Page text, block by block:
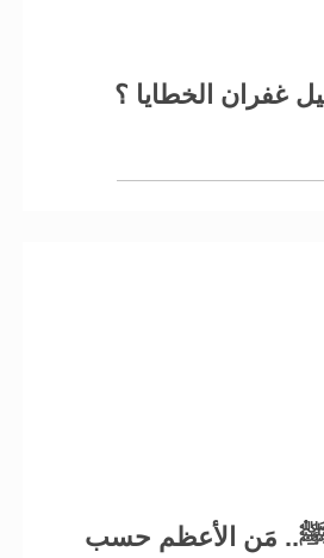
غفران الخطايا ؟
ﷺ.. مَن الأعظم حسب